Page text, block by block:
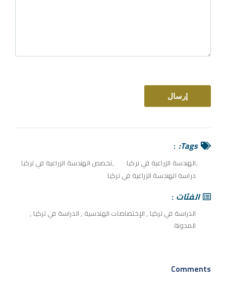
Tags:
الهندسة الزراعية في تركيا
تخصص الهندسة الزراعية في تركيا
دراسة الهندسة الزراعية في تركيا
الفئات
الدراسة في تركيا ,الإختصاصات الهندسية ,الدراسة في تركيا ,
المدونة
Comments